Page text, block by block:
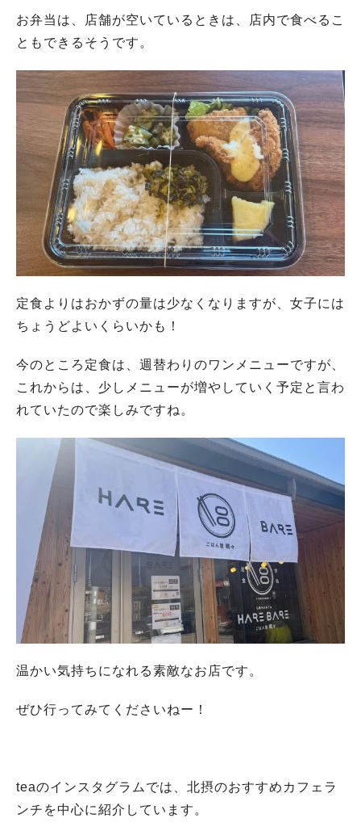
お弁当は、 店舗が空いているときは、
店内で食べるこ
ともできるそうです。
定食よりはおかずの量は少なくなりますが、 女子には
ちょうどよいくらいかも！
今のところ定食は、週替わりのワンメニューですが、
これからは、少しメニューが増やしていく予定と言わ
れていたので楽しみですね。
温かい気持ちになれる素敵なお店です。
ぜひ行ってみてくださいねー！
teaのインスタグラムでは、北摂のおすすめカフェラ
ンチを中心に紹介しています。